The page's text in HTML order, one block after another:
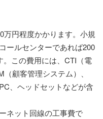
円程度かかります。小規
ールセンターであれば200
。この費用には、CTI（電
顧客管理システム）、
、ヘッドセットなどが含
ネット回線の工事費で